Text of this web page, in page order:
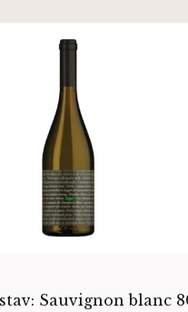
Sauvignon blanc